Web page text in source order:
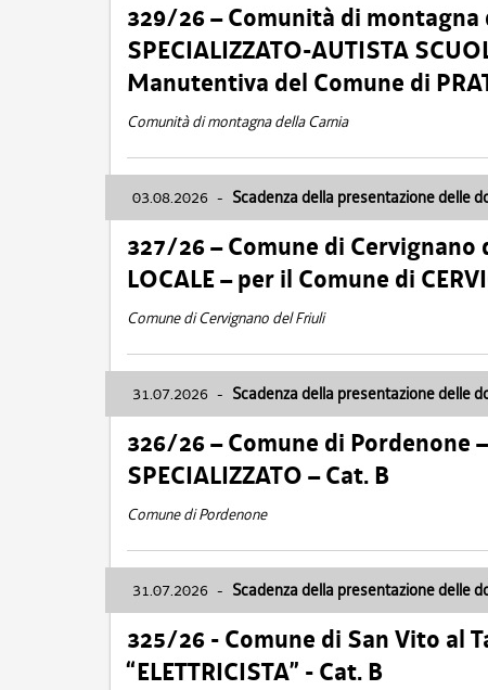
329/26 – Comunità di montagna
SPECIALIZZATO-AUTISTA
Manutentiva del Comune di
Comunità di montagna della Carnia
03.08.2026 - Scadenza della presentazione delle
327/26 – Comune di Cervignano
LOCALE – per il Comune di
Comune di Cervignano del Friuli
31.07.2026 - Scadenza della presentazione delle
326/26 – Comune di Pordenone
SPECIALIZZATO – Cat. B
Comune di Pordenone
31.07.2026 - Scadenza della presentazione delle
325/26 - Comune di San Vito al
“ELETTRICISTA” - Cat. B